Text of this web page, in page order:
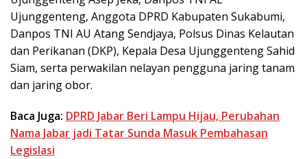
Ujunggenteng, Anggota DPRD Kabupaten Sukabumi,
Danpos TNI AU Atang Sendjaya, Polsus Dinas Kelautan
dan Perikanan (DKP), Kepala Desa Ujunggenteng Sahid
Siam, serta perwakilan nelayan pengguna jaring tanam
dan jaring obor.
Baca Juga: DPRD Jabar Beri Lampu Hijau, Perubahan
Nama Jabar jadi Tatar Sunda Masuk Pembahasan
Legislasi